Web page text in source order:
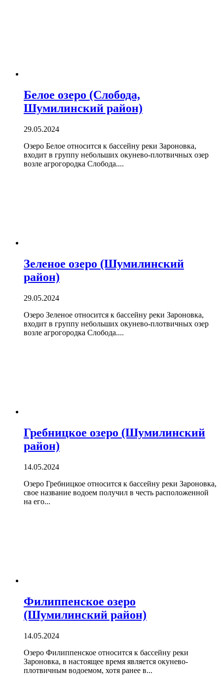
Белое озеро (Слобода,
Шумилинский район)
29.05.2024
Озеро Белое относится к бассейну реки Зароновка,
входит в группу небольших окунево-плотвичных озер
возле агрогородка Слобода....
Зеленое озеро (Шумилинский
район)
29.05.2024
Озеро Зеленое относится к бассейну реки Зароновка,
входит в группу небольших окунево-плотвичных озер
возле агрогородка Слобода....
Гребницкое озеро (Шумилинский
район)
14.05.2024
Озеро Гребницкое относится к бассейну реки Зароновка,
свое название водоем получил в честь расположенной
на его...
Филиппенское озеро
(Шумилинский район)
14.05.2024
Озеро Филиппенское относится к бассейну реки
Зароновка, в настоящее время является окунево-
плотвичным водоемом, хотя ранее в...